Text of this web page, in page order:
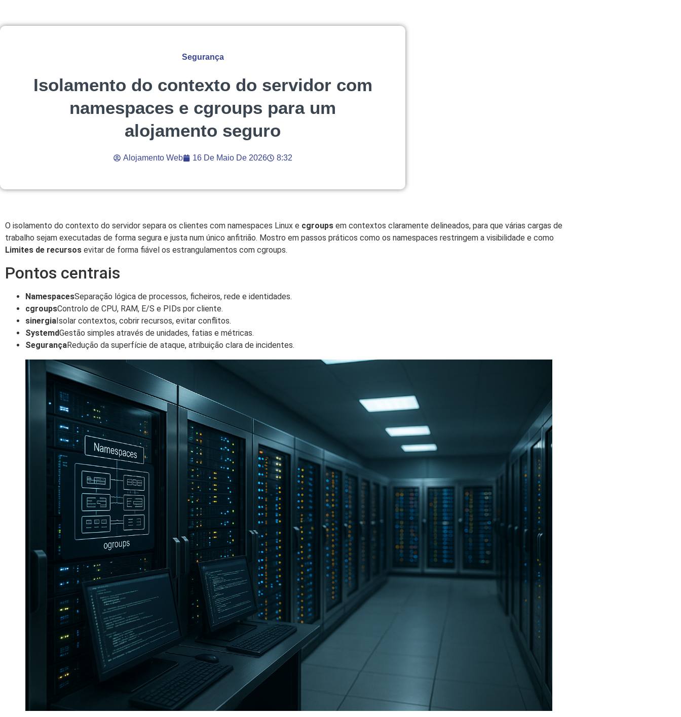
Segurança
Isolamento do contexto do servidor com
namespaces e cgroups para um
alojamento seguro
Alojamento Web 16 De Maio De 2026 8:32
O isolamento do contexto do servidor separa os clientes com namespaces Linux e cgroups em contextos claramente delineados, para que várias cargas de
trabalho sejam executadas de forma segura e justa num único anfitrião. Mostro em passos práticos como os namespaces restringem a visibilidade e como
Limites de recursos evitar de forma fiável os estrangulamentos com cgroups.
Pontos centrais
NamespacesSeparação lógica de processos, ficheiros, rede e identidades.
cgroupsControlo de CPU, RAM, E/S e PIDs por cliente.
sinergia Isolar contextos, cobrir recursos, evitar conflitos.
SystemdGestão simples através de unidades, fatias e métricas.
SegurançaRedução da superfície de ataque, atribuição clara de incidentes.